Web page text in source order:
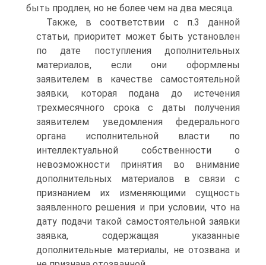
быть продлен, но не более чем на два месяца.
Также, в соответствии с п.3 данной
статьи, приоритет может быть установлен
по дате поступления дополнительных
материалов, если они оформлены
заявителем в качестве самостоятельной
заявки, которая подана до истечения
трехмесячного срока с даты получения
заявителем уведомления федерального
органа исполнительной власти по
интеллектуальной собственности о
невозможности принятия во внимание
дополнительных материалов в связи с
признанием их изменяющими сущность
заявленного решения и при условии, что на
дату подачи такой самостоятельной заявки
заявка, содержащая указанные
дополнительные материалы, не отозвана и